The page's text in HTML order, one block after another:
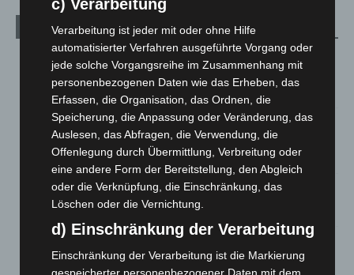
Aktuelle Beiträge
Region Hannover: 21 neue Notfallsanitäter starten beim
Roten Kreuz
5. August 2026
Mann läuft mit Hockeyschläger über A7 – Polizei sucht
Zeugen
5. August 2026
Celle: Mensch stirbt bei Bagger-Unfall auf Baustelle
5. August 2026
Gasleitung bei McDonald’s-Umbau in Langenhagen
beschädigt
c) Verarbeitung
Verarbeitung ist jeder mit oder ohne Hilfe
automatisierter Verfahren ausgeführte Vorgang oder
jede solche Vorgangsreihe im Zusammenhang mit
personenbezogenen Daten wie das Erheben, das
Erfassen, die Organisation, das Ordnen, die
Speicherung, die Anpassung oder Veränderung, das
Auslesen, das Abfragen, die Verwendung, die
Offenlegung durch Übermittlung, Verbreitung oder
eine andere Form der Bereitstellung, den Abgleich
oder die Verknüpfung, die Einschränkung, das
Löschen oder die Vernichtung.
d) Einschränkung der Verarbeitung
Einschränkung der Verarbeitung ist die Markierung